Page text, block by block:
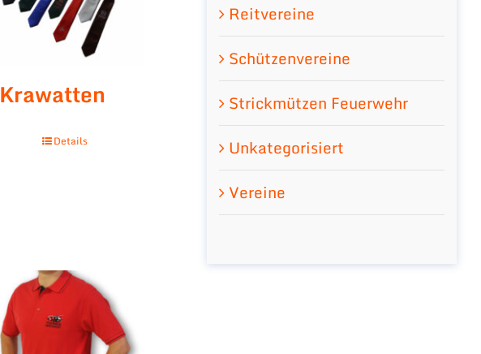
Krawatten
Details
Reitvereine
Schützenvereine
Strickmützen Feuerwehr
Unkategorisiert
Vereine